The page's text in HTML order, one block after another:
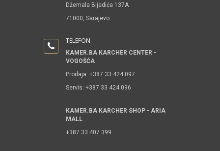
Džemala Bijedića 137A
71000, Sarajevo
TELEFON
KAMER.BA KARCHER CENTER -
VOGOŠĆA
Prodaja: +387 33 424 097
Servis: +387 33 424 096
KAMER.BA KARCHER SHOP - ARIA
MALL
+387 33 407 399